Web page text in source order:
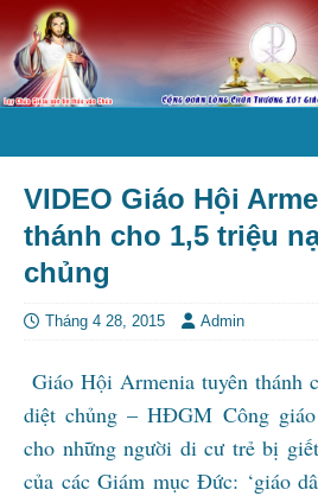
VIDEO Giáo Hội
thánh cho 1,5 triệu
chủng
Tháng 4 28, 2015 Admin
Giáo Hội Armenia tuyên thánh
diệt chủng – HĐGM Công
cho những người di cư trẻ bị
của các Giám mục Đức: ‘giáo